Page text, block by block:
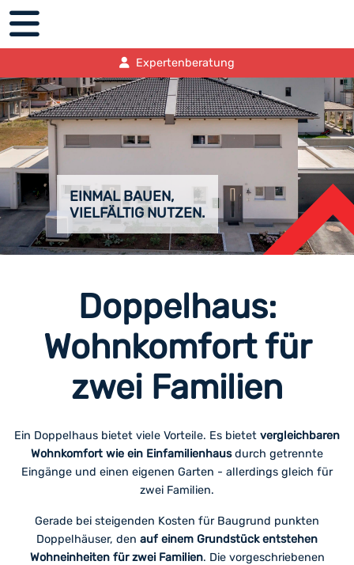
Expertenberatung
EINMAL BAUEN,
VIELFÄLTIG NUTZEN.
Doppelhaus:
Wohnkomfort für
zwei Familien
Ein Doppelhaus bietet viele Vorteile. Es bietet vergleichbaren
Wohnkomfort wie ein Einfamilienhausdurch getrennte
Eingänge und einen eigenen Garten - allerdings gleich für
zwei Familien.
Gerade bei steigenden Kosten für Baugrund punkten
Doppelhäuser, den auf einem Grundstück entstehen
Wohneinheiten für zwei Familien. Die vorgeschriebenen